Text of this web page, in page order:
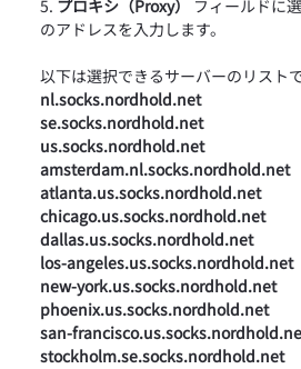
プロキシ（Proxy）
フィールドに
のアドレスを入力します。
以下は選択できるサーバーのリストで
nl.socks.nordhold.net
se.socks.nordhold.net
us.socks.nordhold.net
amsterdam.nl.socks.nordhold.net
atlanta.us.socks.nordhold.net
chicago.us.socks.nordhold.net
dallas.us.socks.nordhold.net
los-angeles.us.socks.nordhold.net
new-york.us.socks.nordhold.net
phoenix.us.socks.nordhold.net
san-
stockholm.se.socks.nordhold.net